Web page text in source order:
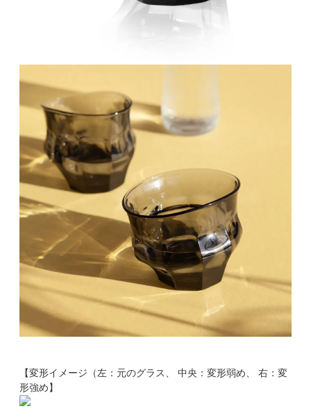
【変形イメージ（左：元のグラス、 中央：変形弱め、 右：変
形強め】